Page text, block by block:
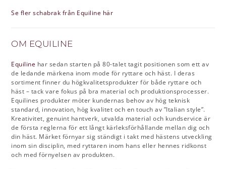
Se fler schabrak från Equiline här
OM EQUILINE
Equiline har sedan starten på 80-talet tagit positionen som ett av
de ledande märkena inom mode för ryttare och häst. I deras
sortiment finner du högkvalitetsprodukter för både ryttare och
häst – tack vare fokus på bra material och produktionsprocesser.
Equilines produkter möter kundernas behov av hög teknisk
standard, innovation, hög kvalitet och en touch av ”Italian style”.
Kreativitet, genuint hantverk, utvalda material och kundservice är
de första reglerna för ett långt kärleksförhållande mellan dig och
din häst. Märket förnyar sig ständigt i takt med hästens utveckling
inom sin disciplin, med ryttaren inom hans eller hennes ridkonst
och med förnyelsen av produkten.